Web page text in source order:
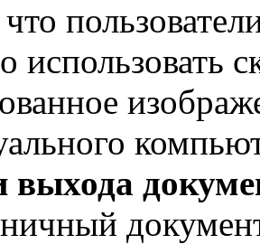
что
использовать
выхода